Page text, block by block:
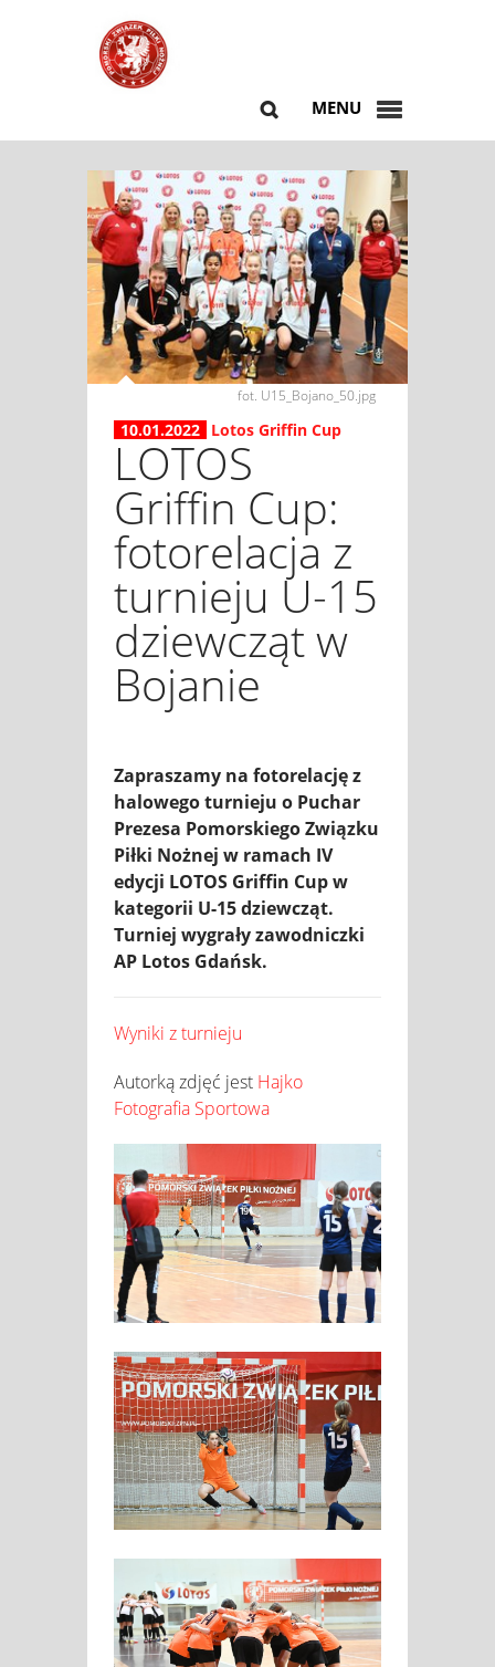
MENU
fot. U15_Bojano_50.jpg
10.01.2022 Lotos Griffin Cup
LOTOS
Griffin Cup:
fotorelacja z
turnieju U-15
dziewcząt w
Bojanie
Zapraszamy na fotorelację z
halowego turnieju o Puchar
Prezesa Pomorskiego Związku
Piłki Nożnej w ramach IV
edycji LOTOS Griffin Cup w
kategorii U-15 dziewcząt.
Turniej wygrały zawodniczki
AP Lotos Gdańsk.
Wyniki z turnieju
Autorką zdjęć jest Hajko
Fotografia Sportowa